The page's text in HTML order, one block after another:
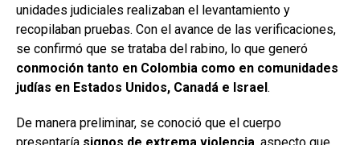
unidades judiciales realizaban el levantamiento y
recopilaban pruebas. Con el avance de las verificaciones,
se confirmó que se trataba del rabino, lo que generó
conmoción tanto en Colombia como en comunidades
judías en Estados Unidos, Canadá e Israel .
De manera preliminar, se conoció que el cuerpo